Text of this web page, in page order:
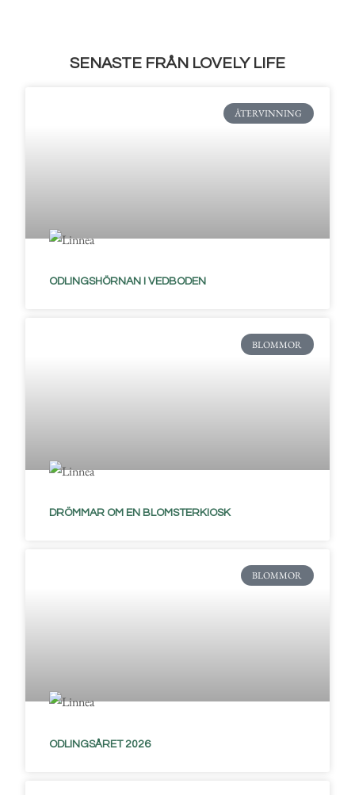
SENASTE FRÅN LOVELY LIFE
ÅTERVINNING
ODLINGSHÖRNAN I VEDBODEN
BLOMMOR
DRÖMMAR OM EN BLOMSTERKIOSK
BLOMMOR
ODLINGSÅRET 2026